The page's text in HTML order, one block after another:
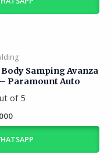
Samping Avanza
– Paramount Auto
of 5